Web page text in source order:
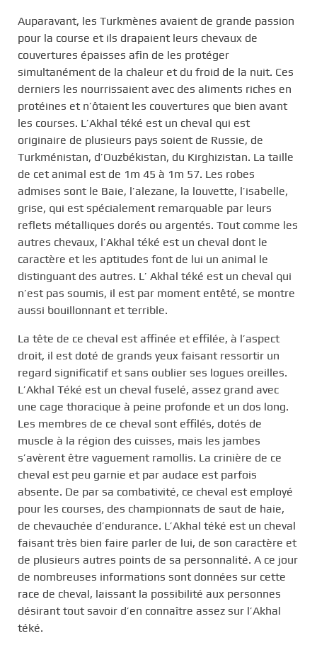
Auparavant, les Turkmènes avaient de grande passion
pour la course et ils drapaient leurs chevaux de
couvertures épaisses afin de les protéger
simultanément de la chaleur et du froid de la nuit. Ces
derniers les nourrissaient avec des aliments riches en
protéines et n’ôtaient les couvertures que bien avant
les courses. L’Akhal téké est un cheval qui est
originaire de plusieurs pays soient de Russie, de
Turkménistan, d’Ouzbékistan, du Kirghizistan. La taille
de cet animal est de 1m 45 à 1m 57. Les robes
admises sont le Baie, l’alezane, la louvette, l’isabelle,
grise, qui est spécialement remarquable par leurs
reflets métalliques dorés ou argentés. Tout comme les
autres chevaux, l’Akhal téké est un cheval dont le
caractère et les aptitudes font de lui un animal le
distinguant des autres. L’ Akhal téké est un cheval qui
n’est pas soumis, il est par moment entêté, se montre
aussi bouillonnant et terrible.
La tête de ce cheval est affinée et effilée, à l’aspect
droit, il est doté de grands yeux faisant ressortir un
regard significatif et sans oublier ses logues oreilles.
L’Akhal Téké est un cheval fuselé, assez grand avec
une cage thoracique à peine profonde et un dos long.
Les membres de ce cheval sont effilés, dotés de
muscle à la région des cuisses, mais les jambes
s’avèrent être vaguement ramollis. La crinière de ce
cheval est peu garnie et par audace est parfois
absente. De par sa combativité, ce cheval est employé
pour les courses, des championnats de saut de haie,
de chevauchée d’endurance. L’Akhal téké est un cheval
faisant très bien faire parler de lui, de son caractère et
de plusieurs autres points de sa personnalité. A ce jour
de nombreuses informations sont données sur cette
race de cheval, laissant la possibilité aux personnes
désirant tout savoir d’en connaître assez sur l’Akhal
téké.